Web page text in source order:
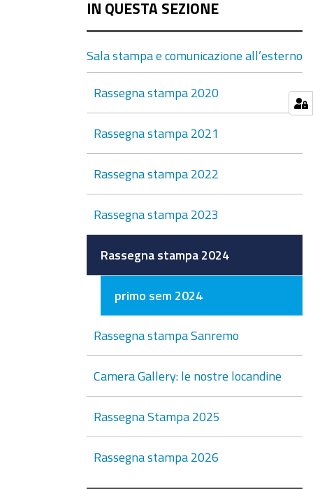
IN QUESTA SEZIONE
Sala stampa e comunicazione all’esterno
Rassegna stampa 2020
Rassegna stampa 2021
Rassegna stampa 2022
Rassegna stampa 2023
Rassegna stampa 2024
primo sem 2024
Rassegna stampa Sanremo
Camera Gallery: le nostre locandine
Rassegna Stampa 2025
Rassegna stampa 2026